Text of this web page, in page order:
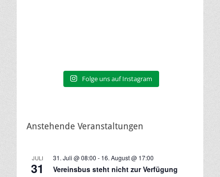
Folge uns auf Instagram
Anstehende Veranstaltungen
JULI
31
31. Juli @ 08:00 - 16. August @ 17:00
Vereinsbus steht nicht zur Verfügung